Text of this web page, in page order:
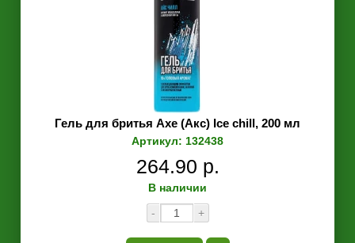
Гель для бритья Axe (Акс) Ice chill, 200 мл
Артикул: 132438
264.90 р.
В наличии
-
+